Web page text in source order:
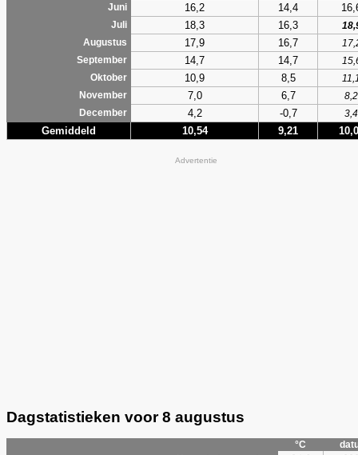
Juni 16,2 14,4
Juli 18,3 16,3
Augustus
17,9 16,7
September
14,7 14,7
Oktober
10,9 8,5
November
7,0 6,7
8,2
December
4,2 -0,7 3,4
Gemiddeld 10,54 9,21
Advertentie
Dagstatistieken voor 8 augustus
°C